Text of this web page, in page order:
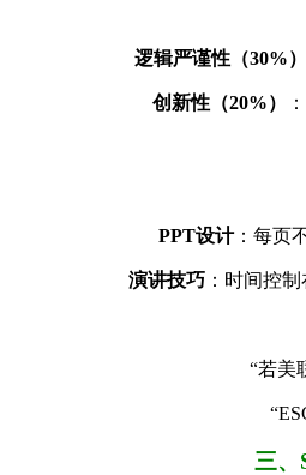
逻辑严谨性（30%）
创新性（20%）
PPT设计：每页
演讲技巧 ：时间控
“若美
三、